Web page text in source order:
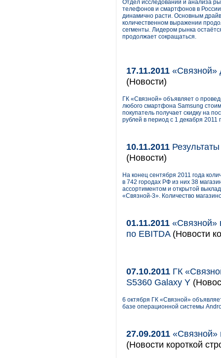
Отдел исследований и анализа
телефонов и смартфонов в
динамично расти. Основным
количественном выражении
сегменты. Лидером рынка
продолжает сокращаться.
17.11.2011 «Связной»
(Новости)
ГК «Связной» объявляет о
любого смартфона Samsung
покупатель получает скидку на
рублей в период с 1 декабря 2011
10.11.2011
(Новости)
На конец сентября 2011 года
в 742 городах РФ из них 38
ассортиментом и открытой
«Связной-3». Количество
01.11.2011 «Связной»
по EBITDA(Новости
07.10.2011 ГК
S5360 Galaxy Y
6 октября ГК «Связной»
базе операционной системы
27.09.2011 «Связной»
(Новости короткой